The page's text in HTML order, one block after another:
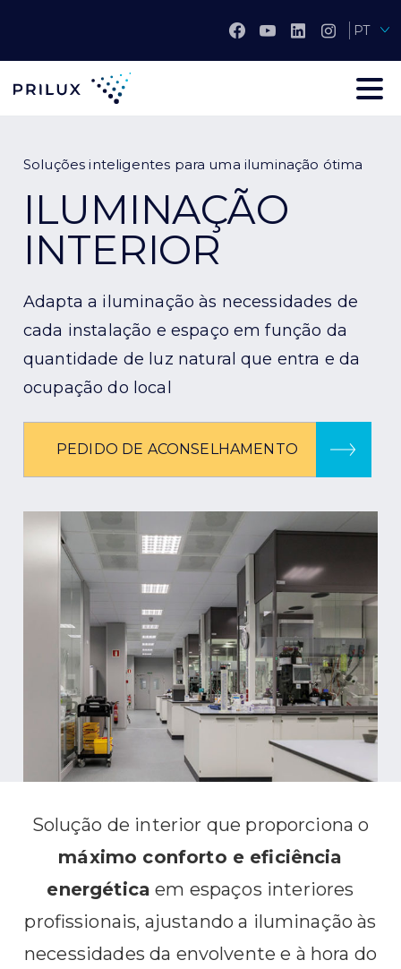
PT
Soluções inteligentes para uma iluminação ótima
ILUMINAÇÃO
INTERIOR
Adapta a iluminação às necessidades de
cada instalação e espaço em função da
quantidade de luz natural que entra e da
ocupação do local
PEDIDO DE ACONSELHAMENTO
Solução de interior que proporciona o
máximo conforto e eficiência
energética em espaços interiores
profissionais, ajustando a iluminação às
necessidades da envolvente e à hora do